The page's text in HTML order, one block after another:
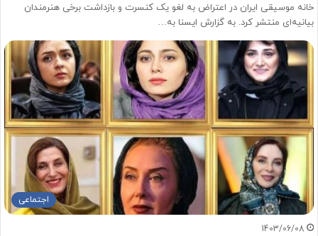
خانه موسیقی ایران در اعتراض به لغو یک کنسرت و بازداشت برخی هنرمندان
بیانیه‌ای منتشر کرد. به گزارش ایسنا به…
اجتماعی
1403/06/08